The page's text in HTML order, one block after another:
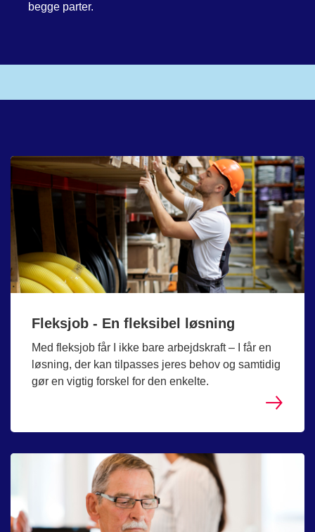
begge parter.
Fleksjob - En fleksibel løsning
Med fleksjob får I ikke bare arbejdskraft – I får en
løsning, der kan tilpasses jeres behov og samtidig
gør en vigtig forskel for den enkelte.